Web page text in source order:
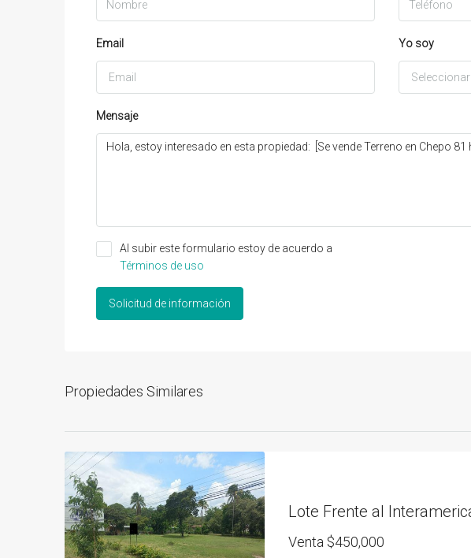
Email Yo soy
Seleccionar
Mensaje
Al subir este formulario estoy de acuerdo a
Términos de uso
Solicitud de información
Propiedades Similares
Venta $450,000